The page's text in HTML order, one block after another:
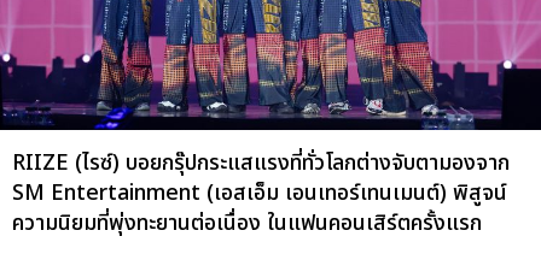
RIIZE (ไรซ์) บอยกรุ๊ปกระแสแรงที่ทั่วโลกต่างจับตามองจาก
SM Entertainment (เอสเอ็ม เอนเทอร์เทนเมนต์) พิสูจน์
ความนิยมที่พุ่งทะยานต่อเนื่อง ในแฟนคอนเสิร์ตครั้งแรก